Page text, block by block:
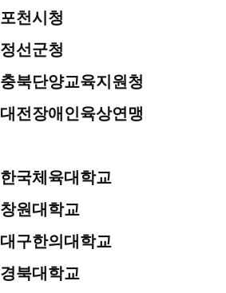
포천시청
정선군청
충북단양교육지원청
대전장애인육상연맹
한국체육대학교
창원대학교
대구한의대학교
경북대학교